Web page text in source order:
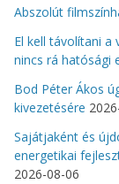
Abszolút
El kell távolítani
nincs rá hatósági
Bod Péter Ákos
kivezetésére
Sajátjaként és
energetikai
2026-08-06